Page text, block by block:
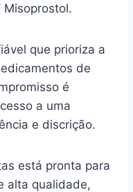
que prioriza a
de
é
a uma
e discrição.
está pronta para
alta qualidade,